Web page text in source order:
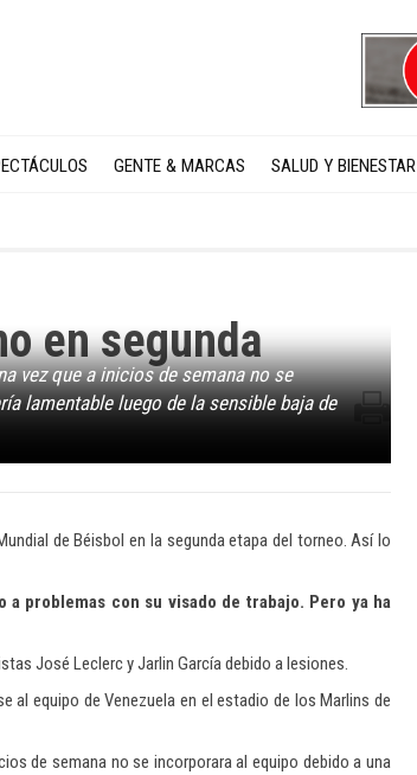
GENTE & MARCAS SALUD Y BIENESTAR
en segunda
vez que a inicios de semana no se
lamentable luego de la sensible baja de
de Béisbol en la segunda etapa del torneo. Así lo
problemas con su visado de trabajo. Pero ya ha
José Leclerc y Jarlin García debido a lesiones.
al equipo de Venezuela en el estadio de los Marlins de
de semana no se incorporara al equipo debido a una